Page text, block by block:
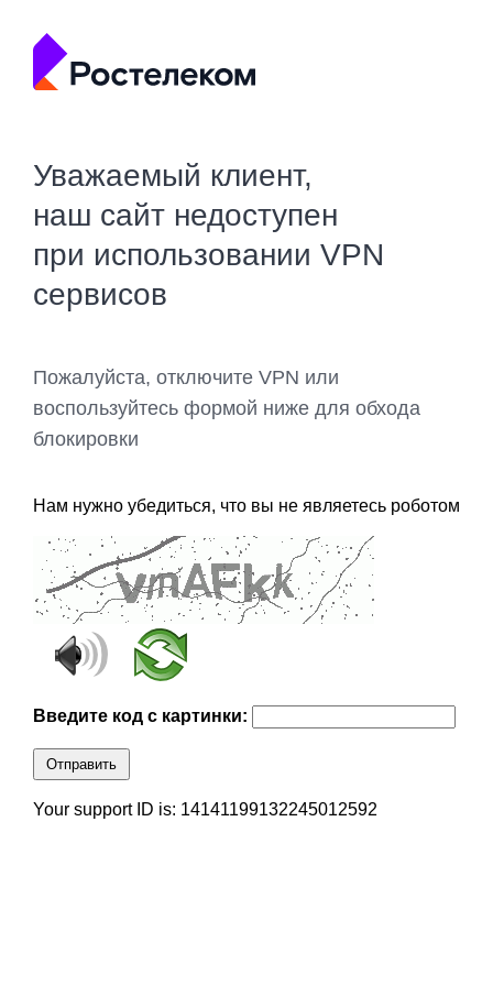
Уважаемый клиент,
наш сайт недоступен
при использовании VPN
сервисов
Пожалуйста, отключите VPN или
воспользуйтесь формой ниже для обхода
блокировки
Нам нужно убедиться, что вы не являетесь роботом
Введите код с картинки:
Отправить
Your support ID is: 14141199132245012592